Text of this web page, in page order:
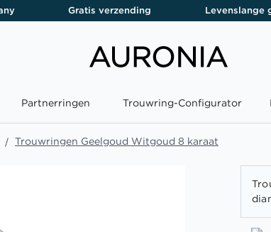
Gratis verzending Levenslange
Partnerringen Trouwring-Configurator
Trouwringen Geelgoud Witgoud 8 karaat